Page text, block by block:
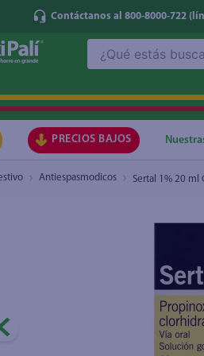
Contáctanos al 800-8000-722
PRECIOS BAJOS
Antiespasmodicos Sertal 1% 20 ml
20 ml Gts
1.
2.
5.
7.
8.
9.
atun